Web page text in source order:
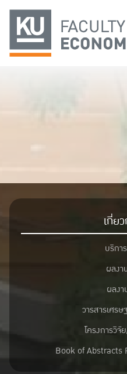
เกี่ย
บริกา
ผลงา
ผลง
วารสารเศร
โครงการวิจั
Book of Abstracts